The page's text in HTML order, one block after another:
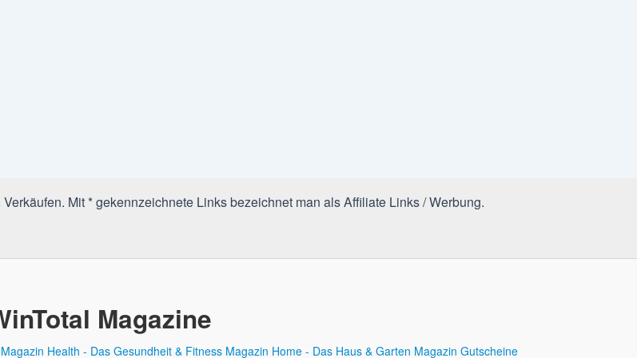
Mit * gekennzeichnete Links bezeichnet man als Affiliate Links / Werbung.
Magazine
Health - Das Gesundheit & Fitness Magazin Home - Das Haus & Garten Magazin Gutscheine